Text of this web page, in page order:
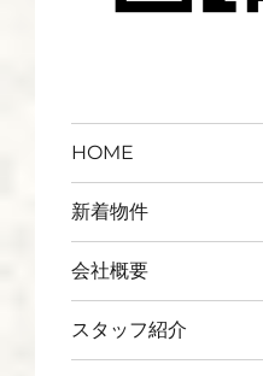
HOME
新着物件
会社概要
スタッフ紹介